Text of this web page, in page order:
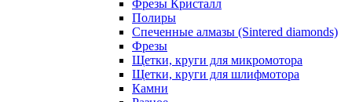
Фрезы Кристалл
Полиры
Спеченные алмазы (Sintered diamonds)
Фрезы
Щетки, круги для микромотора
Щетки, круги для шлифмотора
Камни